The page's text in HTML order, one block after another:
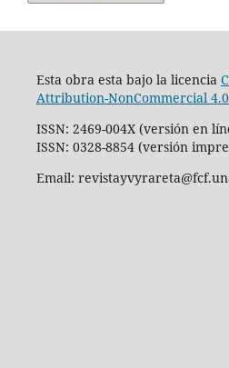
Esta obra esta bajo la licencia
Attribution-NonCommercial
ISSN: 2469-004X (versión en
ISSN: 0328-8854 (versión
Email: